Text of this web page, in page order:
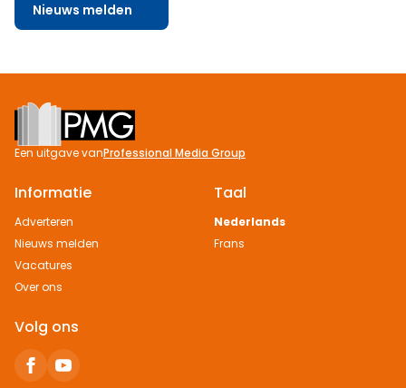
Nieuws melden
Footer
Een uitgave vanProfessional Media Group
Informatie
Adverteren
Nieuws melden
Vacatures
Over ons
Taal
Nederlands
Frans
Volg ons